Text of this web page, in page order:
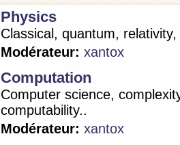
Physics
Classical, quantum,
Modérateur: xantox
Computation
Computer science,
computability..
Modérateur: xantox